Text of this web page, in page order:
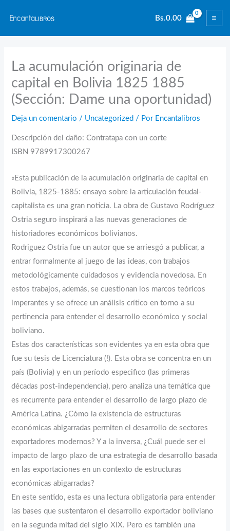
contenido
Bs.0.00
La acumulación originaria de
capital en Bolivia 1825 1885
(Sección: Dame una oportunidad)
Deja un comentario / Uncategorized / Por Encantalibros
Descripción del daño: Contratapa con un corte
ISBN 9789917300267
«Esta publicación de la acumulación originaria de capital en
Bolivia, 1825-1885: ensayo sobre la articulación feudal-
capitalista es una gran noticia. La obra de Gustavo Rodríguez
Ostria seguro inspirará a las nuevas generaciones de
historiadores económicos bolivianos.
Rodriguez Ostria fue un autor que se arriesgó a publicar, a
entrar formalmente al juego de las ideas, con trabajos
metodológicamente cuidadosos y evidencia novedosa. En
estos trabajos, además, se cuestionan los marcos teóricos
imperantes y se ofrece un análisis crítico en torno a su
pertinencia para entender el desarrollo económico y social
boliviano.
Estas dos características son evidentes ya en esta obra que
fue su tesis de Licenciatura (!). Esta obra se concentra en un
país (Bolivia) y en un período especifico (las primeras
décadas post-independencia), pero analiza una temática que
es recurrente para entender el desarrollo de largo plazo de
América Latina. ¿Cómo la existencia de estructuras
económicas abigarradas permiten el desarrollo de sectores
exportadores modernos? Y a la inversa, ¿Cuál puede ser el
impacto de largo plazo de una estrategia de desarrollo basada
en las exportaciones en un contexto de estructuras
económicas abigarradas?
En este sentido, esta es una lectura obligatoria para entender
las bases que sustentaron el desarrollo exportador boliviano
en la segunda mitad del siglo XIX. Pero es también una